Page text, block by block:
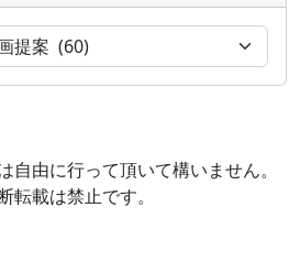
自由に行って頂いて構いません。
転載は禁止です。